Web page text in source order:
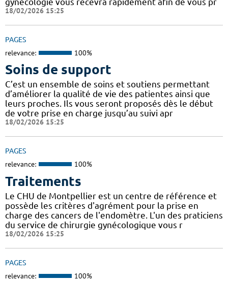
18/02/2026 15:25
PAGES
relevance: 100%
Soins de support
C’est un ensemble de soins et soutiens permettant
d’améliorer la qualité de vie des patientes ainsi que
leurs proches. Ils vous seront proposés dès le début
de votre prise en charge jusqu’au suivi apr
18/02/2026 15:25
PAGES
relevance: 100%
Traitements
Le CHU de Montpellier est un centre de référence et
possède les critères d'agrément pour la prise en
charge des cancers de l'endomètre. L'un des praticiens
du service de chirurgie gynécologique vous r
18/02/2026 15:25
PAGES
relevance: 100%